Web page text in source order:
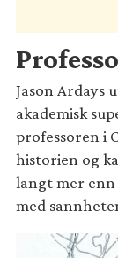
Jason Ardays
akademisk
professoren i
historien og
langt mer enn
med